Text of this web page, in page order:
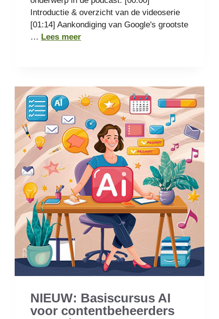
Introductie & overzicht van de videoserie
[01:14] Aankondiging van Google's grootste
… Lees meer
NIEUW: Basiscursus AI
voor contentbeheerders